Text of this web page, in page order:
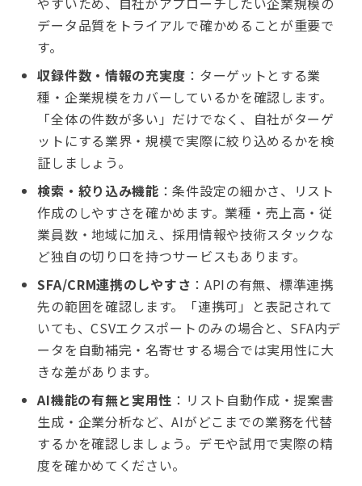
データ品質をトライアルで確かめることが重要で
す。
収録件数・情報の充実度 ：ターゲットとする業
種・企業規模をカバーしているかを確認します。
「全体の件数が多い」だけでなく、自社がターゲ
ットにする業界・規模で実際に絞り込めるかを検
証しましょう。
検索・絞り込み機能 ：条件設定の細かさ、リスト
作成のしやすさを確かめます。業種・売上高・従
業員数・地域に加え、採用情報や技術スタックな
ど独自の切り口を持つサービスもあります。
SFA/CRM連携のしやすさ ：APIの有無、標準連携
先の範囲を確認します。「連携可」と表記されて
いても、CSVエクスポートのみの場合と、SFA内デ
ータを自動補完・名寄せする場合では実用性に大
きな差があります。
AI機能の有無と実用性 ：リスト自動作成・提案書
生成・企業分析など、AIがどこまでの業務を代替
するかを確認しましょう。デモや試用で実際の精
度を確かめてください。